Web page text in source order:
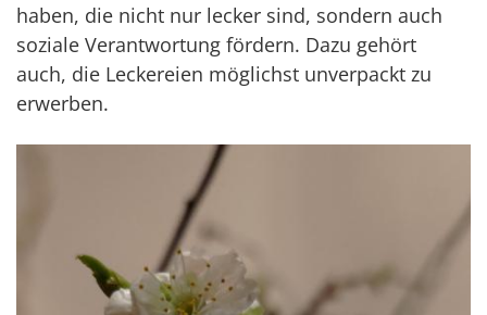
haben, die nicht nur lecker sind, sondern auch
soziale Verantwortung fördern. Dazu gehört
auch, die Leckereien möglichst unverpackt zu
erwerben.